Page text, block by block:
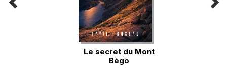
Le secret du Mont
Bégo